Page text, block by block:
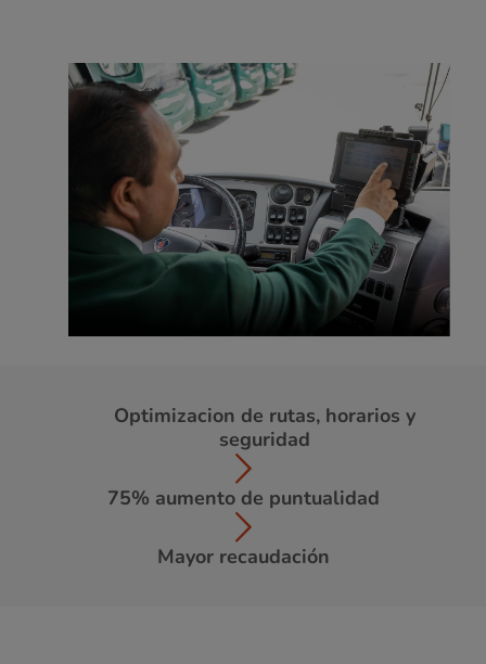
Optimizacion de rutas, horarios y
seguridad
75% aumento de puntualidad
Mayor recaudación